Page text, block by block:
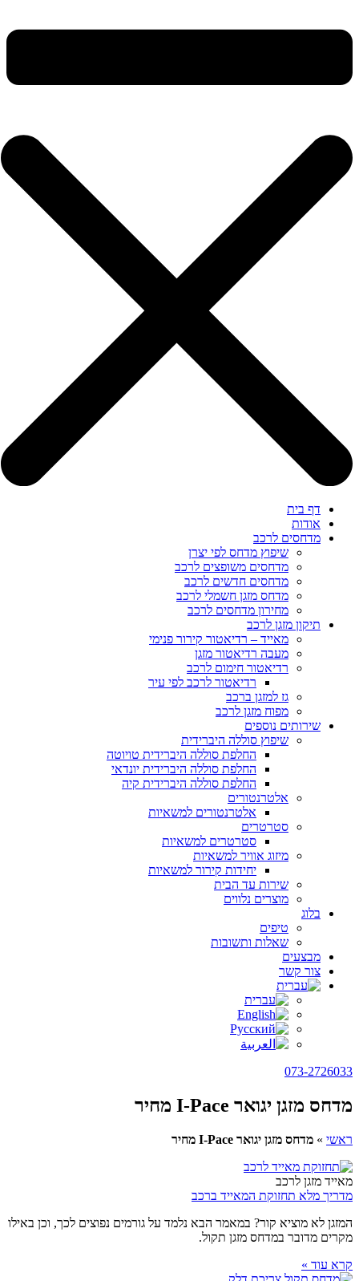
דף בית
אודות
מדחסים לרכב
שיפוץ מדחס לפי יצרן
מדחסים משופצים לרכב
מדחסים חדשים לרכב
מדחס מזגן חשמלי לרכב
מחירון מדחסים לרכב
תיקון מזגן לרכב
מאייד – רדיאטור קירור פנימי
מעבה רדיאטור מזגן
רדיאטור חימום לרכב
רדיאטור לרכב לפי עיר
גז למזגן ברכב
מפוח מזגן לרכב
שירותים נוספים
שיפוץ סוללה היברידית
החלפת סוללה היברידית טויוטה
החלפת סוללה היברידית יונדאי
החלפת סוללה היברידית קיה
אלטרנטורים
אלטרנטורים למשאיות
סטרטרים
סטרטרים למשאיות
מיזוג אוויר למשאיות
יחידות קירור למשאיות
שירות עד הבית
מוצרים נלווים
בלוג
טיפים
שאלות ותשובות
מבצעים
צור קשר
073-2726033
מדחס מזגן יגואר I-Pace מחיר
ראשי » מדחס מזגן יגואר I-Pace מחיר
מאייד מזגן לרכב
מדריך מלא תחזוקת המאייד ברכב
המזגן לא מוציא קור? במאמר הבא נלמד על גורמים נפוצים לכך, וכן באילו
מקרים מדובר במדחס מזגן תקול.
קרא עוד »